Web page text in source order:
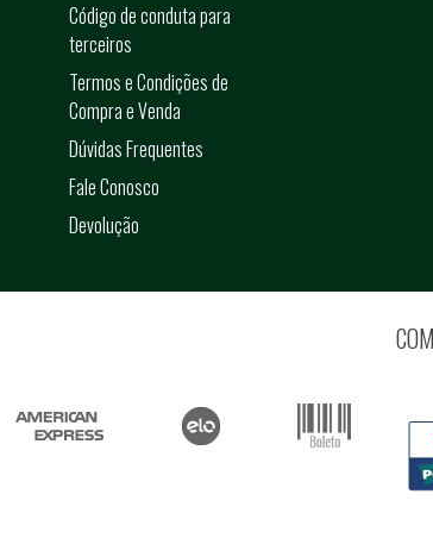
Código de conduta para
terceiros
Termos e Condições de
Compra e Venda
Dúvidas Frequentes
Fale Conosco
Devolução